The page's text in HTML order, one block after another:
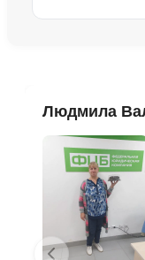
Людмила